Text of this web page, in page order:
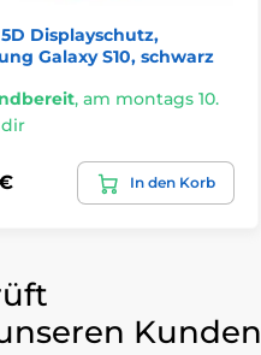
Displayschutz,
Galaxy S10, schwarz
, am montags 10.
In den Korb
Kunden